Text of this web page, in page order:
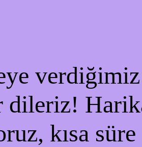
verdiğimiz
dileriz!
kısa